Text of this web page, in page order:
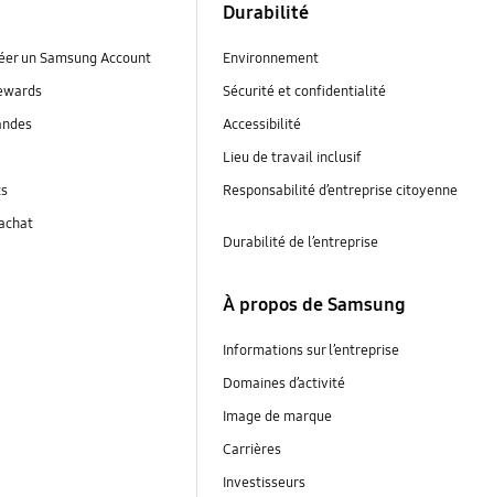
un Samsung Account
Durabilité
Environnement
Sécurité et confidentialité
Accessibilité
Lieu de travail inclusif
Responsabilité d’entreprise citoyenne
Durabilité de l’entreprise
À propos de Samsung
Informations sur l’entreprise
Domaines d’activité
Image de marque
Carrières
Investisseurs